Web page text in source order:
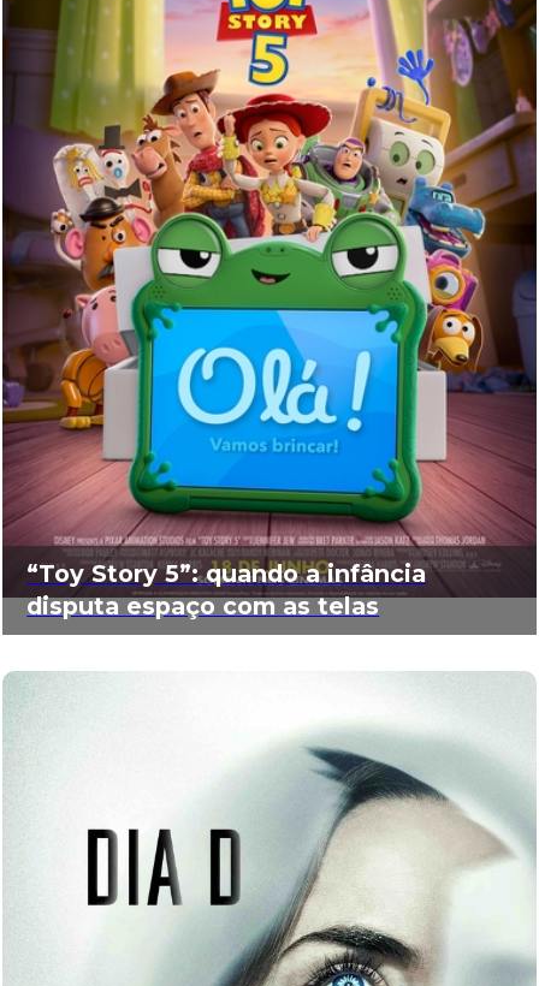
“Toy Story 5”: quando a infância
disputa espaço com as telas